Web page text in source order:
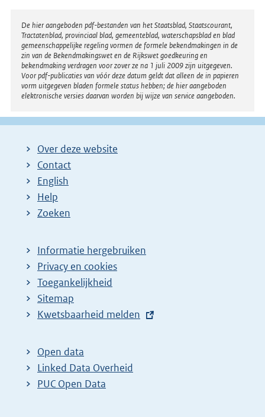
Disclaimer
De hier aangeboden pdf-bestanden van het Staatsblad, Staatscourant,
Tractatenblad, provinciaal blad, gemeenteblad, waterschapsblad en blad
gemeenschappelijke regeling vormen de formele bekendmakingen in de
zin van de Bekendmakingswet en de Rijkswet goedkeuring en
bekendmaking verdragen voor zover ze na 1 juli 2009 zijn uitgegeven.
Voor pdf-publicaties van vóór deze datum geldt dat alleen de in papieren
vorm uitgegeven bladen formele status hebben; de hier aangeboden
elektronische versies daarvan worden bij wijze van service aangeboden.
Over deze website
Contact
English
Help
Zoeken
Informatie hergebruiken
Privacy en cookies
Toegankelijkheid
Sitemap
E
t
e
r
Kwetsbaarheid melden
Open data
Linked Data Overheid
PUC Open Data